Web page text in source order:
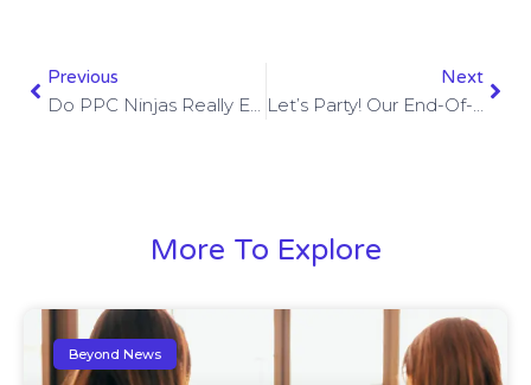
Previous
Do PPC Ninjas Really Exist?
Next
Let’s Party! Our End-Of-The-Year Celebration
More To Explore
Beyond News